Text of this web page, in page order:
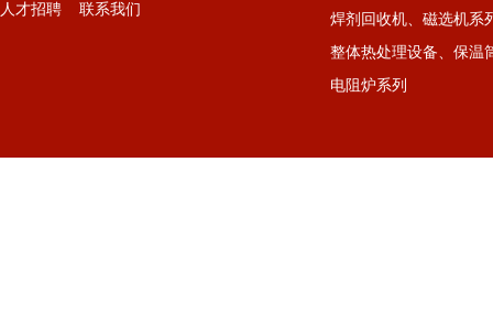
人才招聘 联系我们
焊剂回收机、磁选机系
整体热处理设备、保温
电阻炉系列